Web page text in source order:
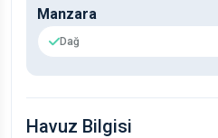
Manzara
Dağ
Havuz Bilgisi